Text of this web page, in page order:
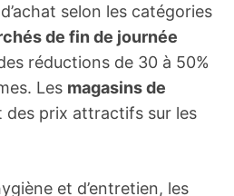
selon les catégories
de fin de journée
réductions de 30 à 50%
Les magasins de
des prix attractifs sur les
et d’entretien, les